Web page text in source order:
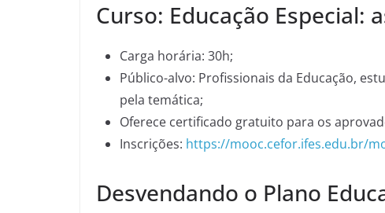
Curso: Educação
Carga horária: 30h;
Público-alvo: Profissionais da Educação,
pela temática;
Oferece certificado gratuito para os
Inscrições: https://mooc.cefor.ifes.edu.br/
Desvendando o Plano